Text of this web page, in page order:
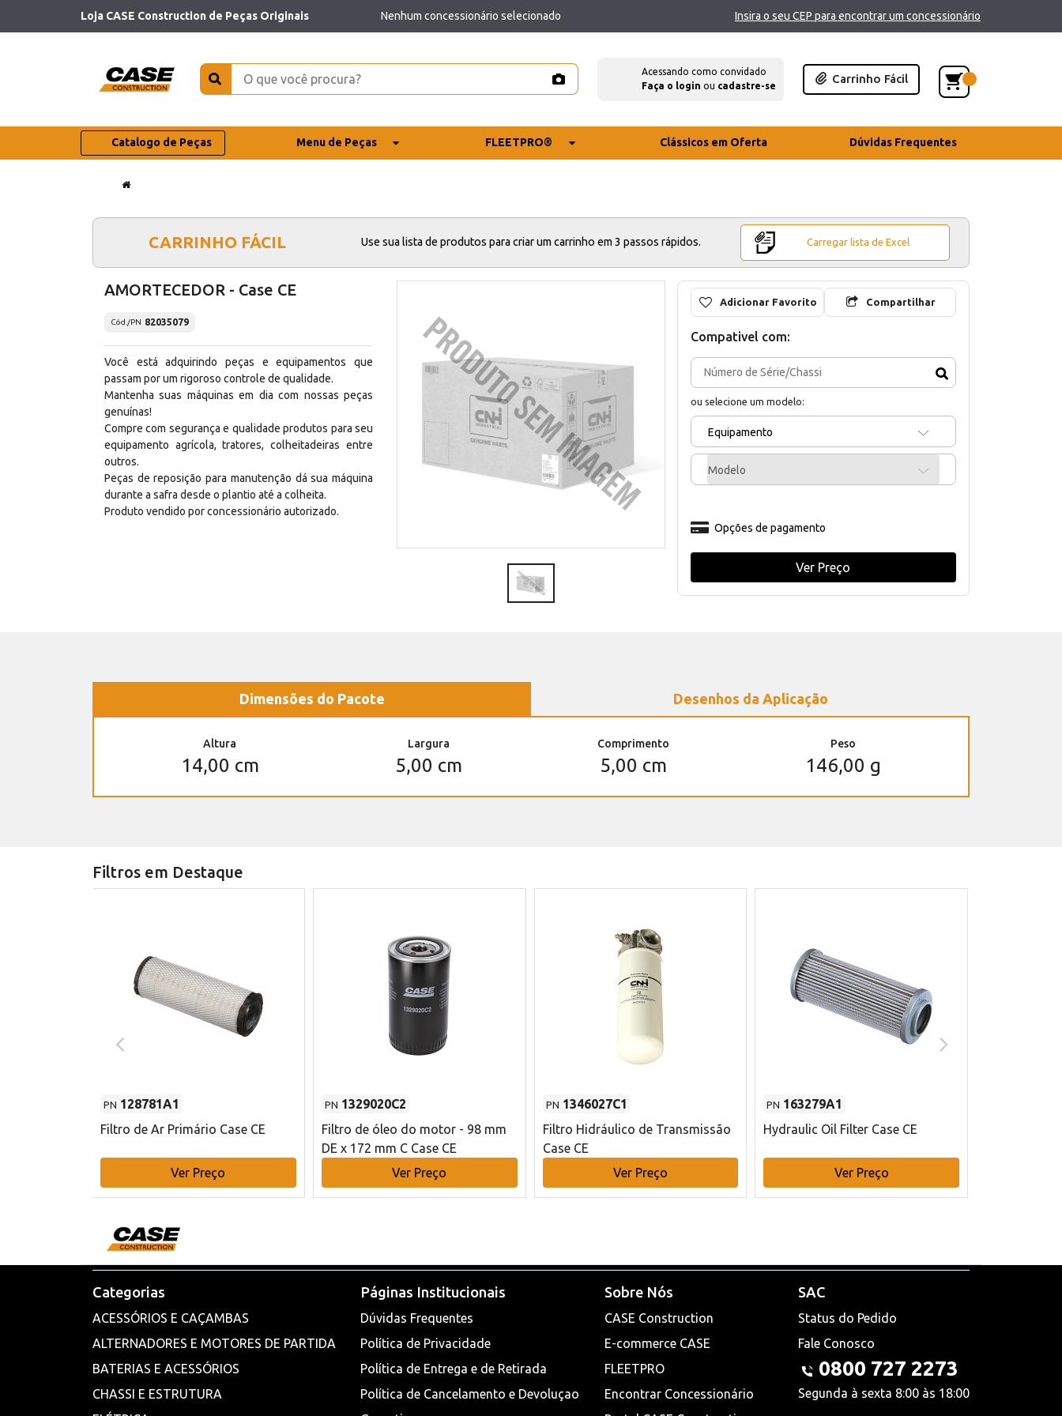
Loja CASE Construction de Peças Originais Nenhum concessionário selecionado Insira o seu CEP para encontrar um concessionário
Acessando como convidado
Faça o login ou cadastre-se
Carrinho Fácil
Catalogo de Peças Menu de Peças FLEETPRO® Clássicos em Oferta Dúvidas Frequentes
CARRINHO FÁCIL Use sua lista de produtos para criar um carrinho em 3 passos rápidos. Carregar lista de Excel
AMORTECEDOR - Case CE
Cód./PN 82035079
Você está adquirindo peças e equipamentos que
passam por um rigoroso controle de qualidade.
Mantenha suas máquinas em dia com nossas peças
genuínas!
Compre com segurança e qualidade produtos para seu
equipamento agrícola, tratores, colheitadeiras entre
outros.
Peças de reposição para manutenção dá sua máquina
durante a safra desde o plantio até a colheita.
Produto vendido por concessionário autorizado.
Adicionar Favorito Compartilhar
Compativel com:
ou selecione um modelo:
Equipamento
Modelo
Opções de pagamento
Ver Preço
Dimensões do Pacote Desenhos da Aplicação
Altura
14,00 cm
Largura
5,00 cm
Comprimento
5,00 cm
Peso
146,00 g
Filtros em Destaque
PN 128781A1
Filtro de Ar Primário Case CE
Ver Preço
PN 1329020C2
Filtro de óleo do motor - 98 mm
DE x 172 mm C Case CE
Ver Preço
PN 1346027C1
Filtro Hidráulico de Transmissão
Case CE
Ver Preço
PN 163279A1
Hydraulic Oil Filter Case CE
Ver Preço
Categorias
ACESSÓRIOS E CAÇAMBAS
ALTERNADORES E MOTORES DE PARTIDA
BATERIAS E ACESSÓRIOS
CHASSI E ESTRUTURA
Páginas Institucionais
Dúvidas Frequentes
Política de Privacidade
Política de Entrega e de Retirada
Política de Cancelamento e Devoluçao
Sobre Nós
CASE Construction
E-commerce CASE
FLEETPRO
Encontrar Concessionário
SAC
Status do Pedido
Fale Conosco
0800 727 2273
Segunda à sexta 8:00 às 18:00